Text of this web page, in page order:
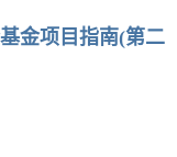
金项目指南(第二